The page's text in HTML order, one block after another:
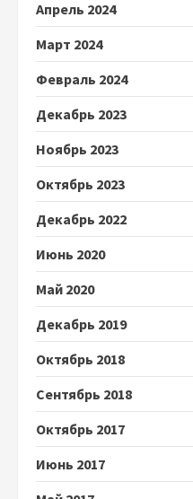
Апрель 2024
Март 2024
Февраль 2024
Декабрь 2023
Ноябрь 2023
Октябрь 2023
Декабрь 2022
Июнь 2020
Май 2020
Декабрь 2019
Октябрь 2018
Сентябрь 2018
Октябрь 2017
Июнь 2017